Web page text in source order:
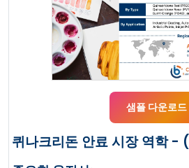
샘플 다운로드
퀴나크리돈 안료 시장 역학 -